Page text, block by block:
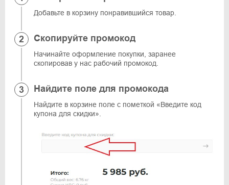
Добавьте в корзину понравившийся товар.
Скопируйте промокод
Начинайте оформление покупки, заранее
скопировав у нас рабочий промокод.
Найдите поле для промокода
Найдите в корзине поле с пометкой «Введите код
купона для скидки».